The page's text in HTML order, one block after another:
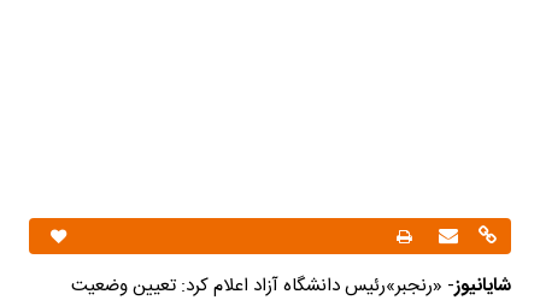
شایانیوز- «رنجبر»رئیس دانشگاه آزاد اعلام کرد: تعیین وضعیت